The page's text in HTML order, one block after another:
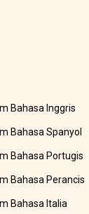
Bahasa Inggris
Bahasa Spanyol
Bahasa Portugis
Bahasa Perancis
Bahasa Italia